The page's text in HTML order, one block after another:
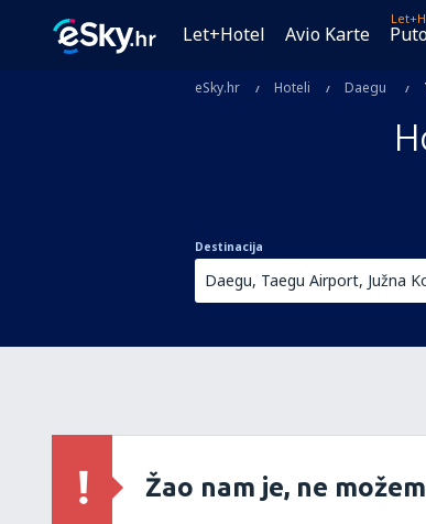
Let+Hotel Avio Karte
eSky.hr Hoteli Daegu
Destinacija
Žao nam je, ne